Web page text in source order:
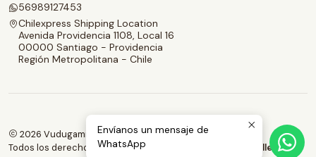
56989127453
Chilexpress Shipping Location
Avenida Providencia 1108, Local 16
00000 Santiago - Providencia
Región Metropolitana - Chile
2026 Vudugaming.
Todos los derechos reservados.
Desarrollado por Jumpseller
Envíanos un mensaje de
WhatsApp